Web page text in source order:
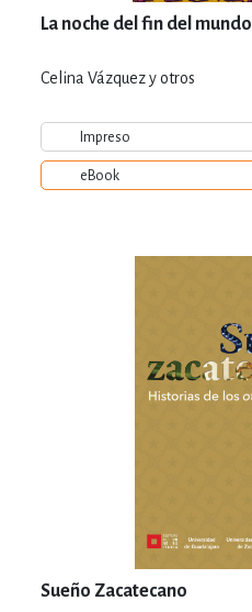
La noche del fin del mundo
Celina Vázquez y otros
Impreso
eBook
Sueño Zacatecano